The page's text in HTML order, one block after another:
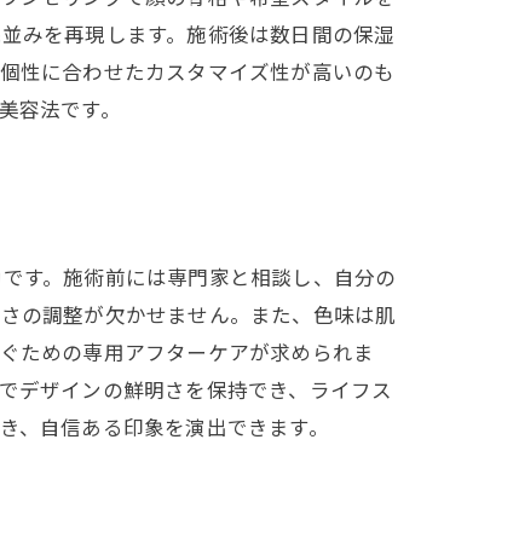
みを再現します。施術後は数日間の保湿
性に合わせたカスタマイズ性が高いのも
法です。
す。施術前には専門家と相談し、自分の
の調整が欠かせません。また、色味は肌
ための専用アフターケアが求められま
デザインの鮮明さを保持でき、ライフス
自信ある印象を演出できます。